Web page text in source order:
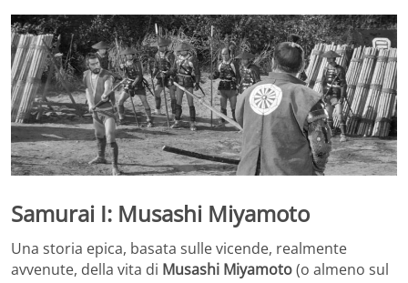
Samurai I: Musashi Miyamoto
Una storia epica, basata sulle vicende, realmente
avvenute, della vita di Musashi Miyamoto(o almeno sul